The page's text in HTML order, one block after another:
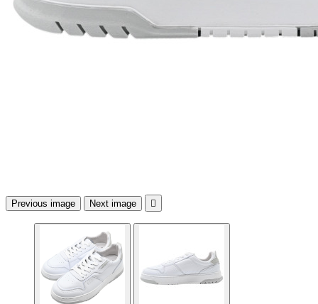
Previous image Next image 